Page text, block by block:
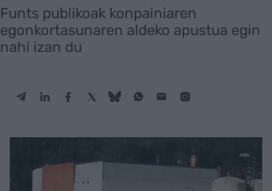
Funts publikoak konpainiaren
egonkortasunaren aldeko apustua egin
nahi izan du